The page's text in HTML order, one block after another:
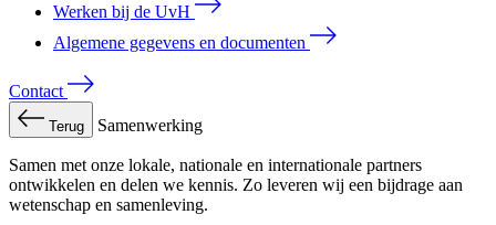
Werken bij de UvH
Algemene gegevens en documenten
Contact
Terug Samenwerking
Samen met onze lokale, nationale en internationale partners
ontwikkelen en delen we kennis. Zo leveren wij een bijdrage aan
wetenschap en samenleving.